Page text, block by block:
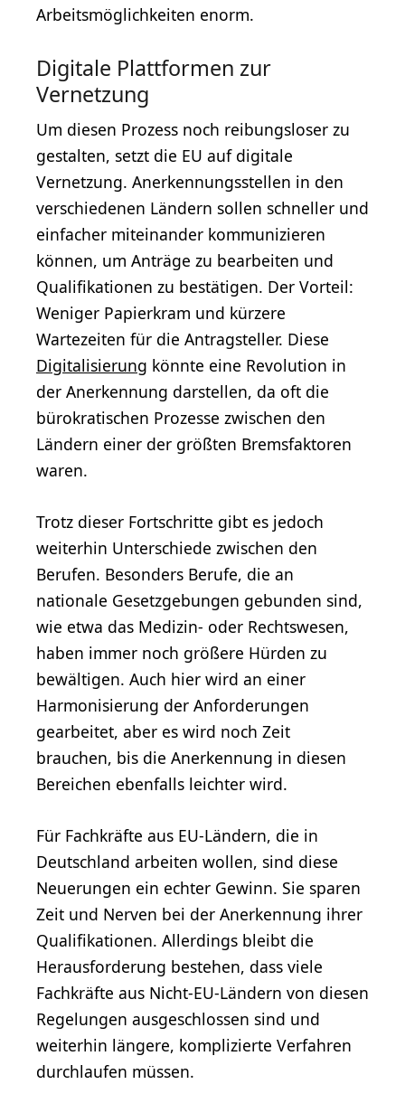
Arbeitsmöglichkeiten enorm.
Digitale Plattformen zur
Vernetzung
Um diesen Prozess noch reibungsloser zu
gestalten, setzt die EU auf digitale
Vernetzung. Anerkennungsstellen in den
verschiedenen Ländern sollen schneller und
einfacher miteinander kommunizieren
können, um Anträge zu bearbeiten und
Qualifikationen zu bestätigen. Der Vorteil:
Weniger Papierkram und kürzere
Wartezeiten für die Antragsteller. Diese
Digitalisierung könnte eine Revolution in
der Anerkennung darstellen, da oft die
bürokratischen Prozesse zwischen den
Ländern einer der größten Bremsfaktoren
waren.
Trotz dieser Fortschritte gibt es jedoch
weiterhin Unterschiede zwischen den
Berufen. Besonders Berufe, die an
nationale Gesetzgebungen gebunden sind,
wie etwa das Medizin- oder Rechtswesen,
haben immer noch größere Hürden zu
bewältigen. Auch hier wird an einer
Harmonisierung der Anforderungen
gearbeitet, aber es wird noch Zeit
brauchen, bis die Anerkennung in diesen
Bereichen ebenfalls leichter wird.
Für Fachkräfte aus EU-Ländern, die in
Deutschland arbeiten wollen, sind diese
Neuerungen ein echter Gewinn. Sie sparen
Zeit und Nerven bei der Anerkennung ihrer
Qualifikationen. Allerdings bleibt die
Herausforderung bestehen, dass viele
Fachkräfte aus Nicht-EU-Ländern von diesen
Regelungen ausgeschlossen sind und
weiterhin längere, komplizierte Verfahren
durchlaufen müssen.